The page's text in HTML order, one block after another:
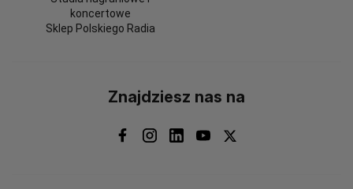
koncertowe
Sklep Polskiego Radia
Znajdziesz nas na